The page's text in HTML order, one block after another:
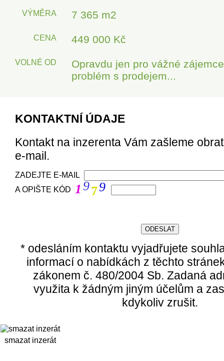
VÝMĚRA 7 365 m2
CENA 449 000 Kč
VOLNÉ OD
Opravdu jen pro vážné
problém s prodejem...
KONTAKTNÍ ÚDAJE
Kontakt na inzerenta Vám zašleme
e-mail.
ZADEJTE E-MAIL
A OPIŠTE KÓD 1 979
* odesláním kontaktu vyjadřujete
informací o nabídkách z těchto
zákonem č. 480/2004 Sb. Zadaná
využita k žádným jiným účelům a
kdykoliv zrušit.
smazat inzerát